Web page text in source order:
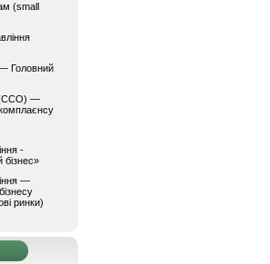
(small
Головний
—
-
бізнес»
—
ринки)